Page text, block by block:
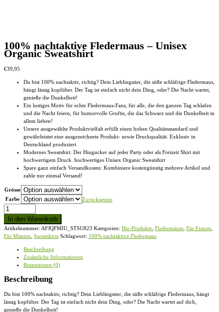
100% nachtaktive Fledermaus – Unisex
Organic Sweatshirt
€39,95
Du bist 100% nachtaktiv, richtig? Dein Lieblingstier, die süße schläfrige Fledermaus,
hängt lässig kopfüber. Der Tag ist einfach nicht dein Ding, oder? Die Nacht wartet,
genieße die Dunkelheit!
Ein lustiges Motiv für echte Fledermaus-Fans, für alle, die den ganzen Tag schlafen
und die Nacht feiern, für humorvolle Gruftis, die das Schwarz und die Dunkelheit in
allem lieben!
Unsere ausgewählte Produktvielfalt erfüllt einen hohen Qualitätsstandard und
gewährleistet eine ausgezeichnete Produkt- sowie Druckqualität. Exklusiv in
Deutschland produziert
Modernes Sweatshirt. Der Hingucker auf jeder Party oder als Freizeit Shirt mit
hochwertigem Druck. hochwertiges Unisex Organic Sweatshirt
Spare ganz einfach Versandkosten: Kombiniere kostengünstig mehrere Artikel und
zahle nur einmal Versand!
Grösse
Farbe
Zurücksetzen
100%
nachtaktive
Fledermaus
-
Unisex
Sweatshirt
In den Warenkorb
Artikelnummer: AFJQFMIU_STSU823 Kategorien: Bio-Produkte Fledermäuse Für Frauen
Für Männer Sweatshirts Schlagwort: 100% nachtaktive Fledermaus
Beschreibung
Zusätzliche Informationen
Rezensionen (0)
Beschreibung
Du bist 100% nachtaktiv, richtig? Dein Lieblingstier, die süße schläfrige Fledermaus, hängt
lässig kopfüber. Der Tag ist einfach nicht dein Ding, oder? Die Nacht wartet auf dich,
genieße die Dunkelheit!